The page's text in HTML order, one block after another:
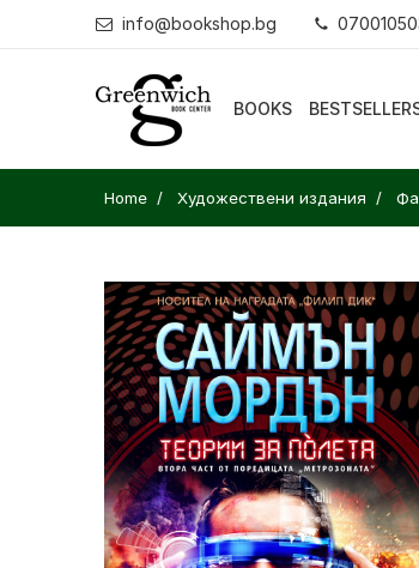
info@bookshop.bg
BOOKS
Home Художествени издания